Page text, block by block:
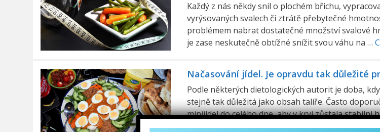
Každý z nás někdy snil o plochém břichu,
vyrýsovaných svalech či ztrátě přebytečné
problémem nabrat dostatečné množství svalové
je zase neskutečně obtížné snížit svou váhu na …
Načasování jídel. Je opravdu tak důležité
Podle některých dietologických autorit je doba,
stejně tak důležitá jako obsah talíře. Často
minijídel do celého dne, aby v krvi zůstala stabilní
zrychlil se metabolismus. Znamená …Celý článek